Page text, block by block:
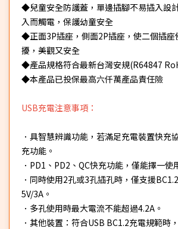
◆兒童安全防護蓋，單邊插腳不易插入設
入而觸電，保護幼童安全
◆正面3P插座，側面2P插座，使二個插座
擾，美觀又安全
◆產品規格符合最新台灣安規(R64847
◆本產品已投保最高六仟萬產品責任險
USB充電注意事項：
．具智慧辨識功能，若滿足充電裝置快充
充功能。
．PD1、PD2、QC快充功能，僅能擇一使
．同時使用2孔或3孔插孔時，僅支援
5V/3A。
．多孔使用時最大電流不能超過4.2A。
．其他裝置：符合USB BC1.2充電規範時